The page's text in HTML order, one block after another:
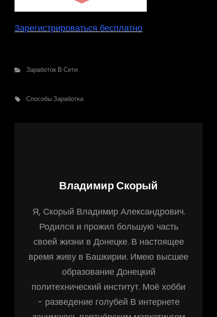
Зарегистрироваться бесплатно
Рубрики
Заработок В Сети
Метки,
Способы Заработка
Автор:
Владимир Скорый
Я, Скорый Владимир Александрович.
Родился и прожил большую часть
своей жизни в Донецке. В настоящее
время живу в Башкирии. Имею высшее
образование Донецкий
политехнический институт. Моё хобби
- разведение голубей В интернете